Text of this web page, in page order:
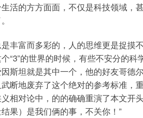
活的方方面面，不仅是科技领域，
丰富而多彩的，人的思维更是捉摸
“3”的世界的时候，有些不安分的科
斯坦就是其中一个，他的好友哥德
断地废弃了这个绝对的参考标准，
相对论中，的的确确重演了本文开
结果）是我们俩的事，不关你！”